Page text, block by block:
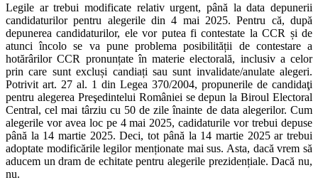
Legile ar trebui modificate relativ urgent, până la data depunerii
candidaturilor pentru alegerile din 4 mai 2025. Pentru că, după
depunerea candidaturilor, ele vor putea fi contestate la CCR și de
atunci încolo se va pune problema posibilității de contestare a
hotărârilor CCR pronunțate în materie electorală, inclusiv a celor
prin care sunt excluși candiați sau sunt invalidate/anulate alegeri.
Potrivit art. 27 al. 1 din Legea 370/2004, propunerile de candidaţi
pentru alegerea Preşedintelui României se depun la Biroul Electoral
Central, cel mai târziu cu 50 de zile înainte de data alegerilor. Cum
alegerile vor avea loc pe 4 mai 2025, cadidaturile vor trebui depuse
până la 14 martie 2025. Deci, tot până la 14 martie 2025 ar trebui
adoptate modificările legilor menționate mai sus. Asta, dacă vrem să
aducem un dram de echitate pentru alegerile prezidențiale. Dacă nu,
nu.